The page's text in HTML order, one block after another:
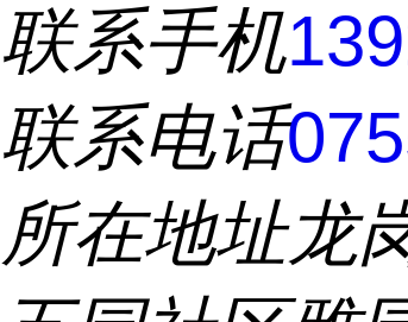
联系手机
联系电话
所在地址龙